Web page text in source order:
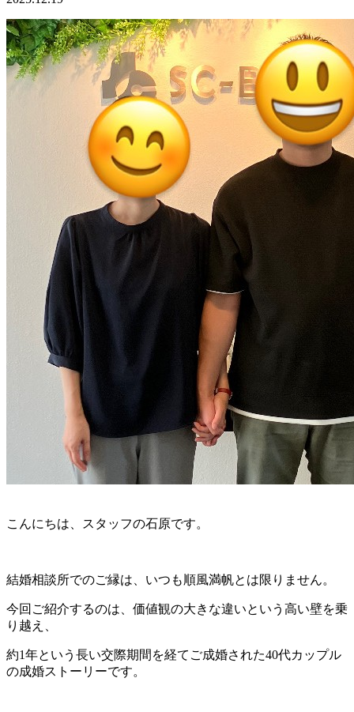
こんにちは、スタッフの石原です。
結婚相談所でのご縁は、いつも順風満帆とは限りません。
今回ご紹介するのは、価値観の大きな違いという高い壁を乗
り越え、
約1年という長い交際期間を経てご成婚された40代カップル
の成婚ストーリーです。